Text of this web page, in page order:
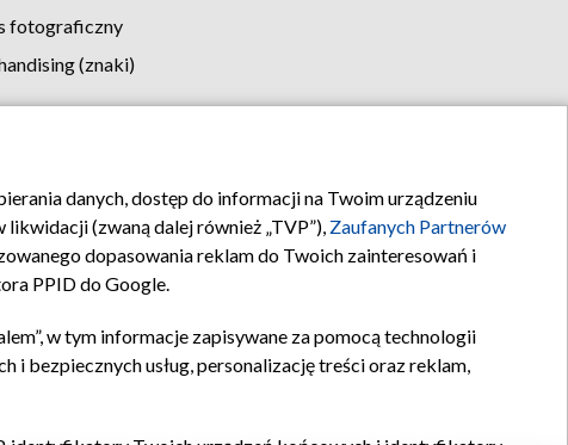
fotograficzny
(znaki)
reklamy Kontakt
danych, dostęp do informacji na Twoim urządzeniu
(zwaną dalej również „TVP”), Zaufanych Partnerów
dopasowania reklam do Twoich zainteresowań i
PPID do Google.
w tym informacje zapisywane za pomocą technologii
bezpiecznych usług, personalizację treści oraz reklam,